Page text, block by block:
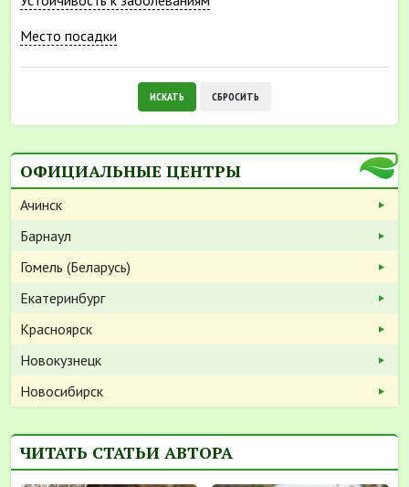
Место посадки
ИСКАТЬ СБРОСИТЬ
ОФИЦИАЛЬНЫЕ ЦЕНТРЫ
Ачинск
Барнаул
Гомель (Беларусь)
Екатеринбург
Красноярск
Новокузнецк
Новосибирск
ЧИТАТЬ СТАТЬИ АВТОРА